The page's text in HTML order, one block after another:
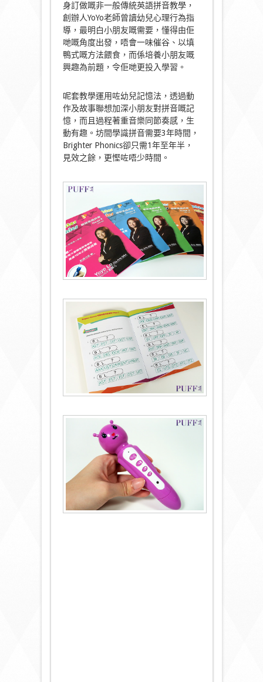
身訂做嘅非一般傳統英語拼音教學，
創辦人YoYo老師曾讀幼兒心理行為指
導，最明白小朋友嘅需要，懂得由佢
哋嘅角度出發，唔會一味催谷、以填
鴨式嘅方法餵食，而係培養小朋友嘅
興趣為前題，令佢哋更投入學習。
呢套教學運用咗幼兒記憶法，透過動
作及故事聯想加深小朋友對拼音嘅記
憶，而且過程著重音樂同節奏感，生
動有趣。坊間學識拼音需要3年時間，
Brighter Phonics卻只需1年至年半，
見效之餘，更慳咗唔少時間。